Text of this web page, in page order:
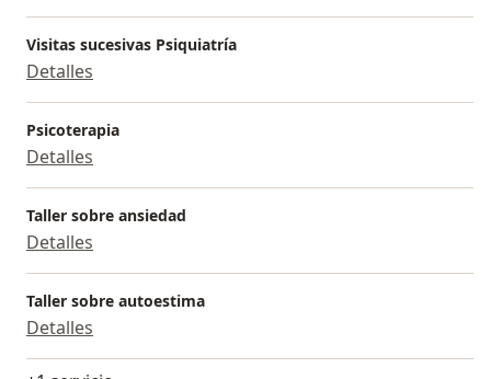
Visitas sucesivas Psiquiatría
Detalles
Psicoterapia
Detalles
Taller sobre ansiedad
Detalles
Taller sobre autoestima
Detalles